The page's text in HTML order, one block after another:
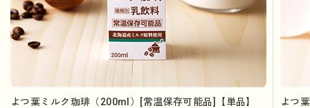
よつ葉ミルク珈琲（200ml）[常温保存可能品]【単品】 よつ